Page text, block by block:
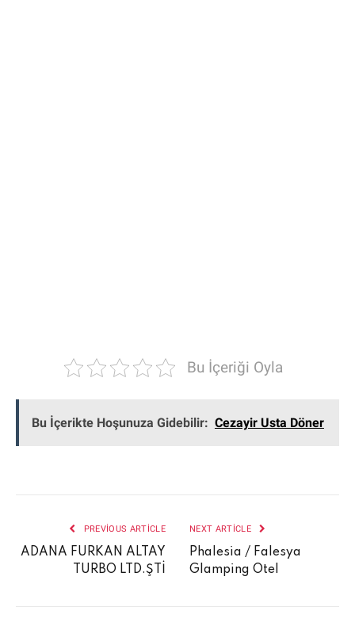
Bu İçeriği Oyla
Bu İçerikte Hoşunuza Gidebilir: Cezayir Usta Döner
PREVIOUS ARTICLE
ADANA FURKAN ALTAY
TURBO LTD.ŞTİ
NEXT ARTICLE
Phalesia / Falesya
Glamping Otel